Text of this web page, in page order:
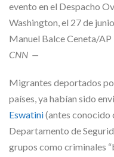
evento en el Despacho
Washington, el 27 de
Manuel Balce Ceneta/AP
CNN —
Migrantes deportados
países, ya habían sido
Eswatini(antes conocido
Departamento de
grupos como criminales